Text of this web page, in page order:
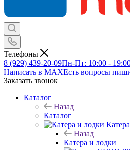
Телефоны
8 (929) 439-20-09Пн-Пт: 10:00 -
Написать в MAXЕсть вопросы
Заказать звонок
Каталог
Назад
Каталог
Назад
Катера и лодки